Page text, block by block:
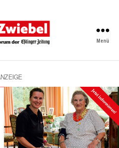
Vereinsforum
Eßlinger
Zeitung
Menü